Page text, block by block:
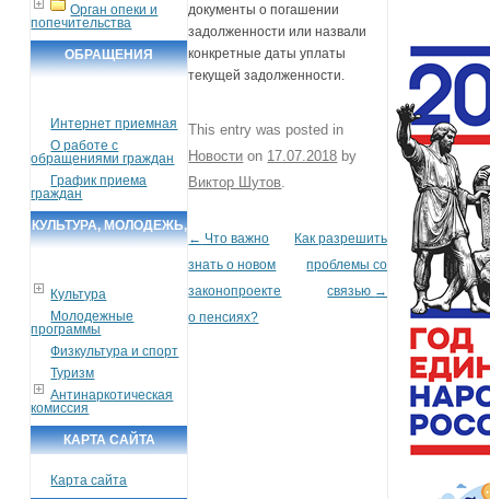
Орган опеки и
попечительства
ОБРАЩЕНИЯ
Интернет приемная
О работе с
обращениями граждан
График приема
граждан
КУЛЬТУРА, МОЛОДЕЖЬ,
Культура
Молодежные
программы
Физкультура и спорт
Туризм
Антинаркотическая
комиссия
КАРТА САЙТА
Карта сайта
документы о погашении
задолженности или назвали
конкретные даты уплаты
текущей задолженности.
This entry was posted in
Новости on 17.07.2018 by
Виктор Шутов
Post navigation
← Что важно
знать о новом
законопроекте
о пенсиях?
Как разрешить
проблемы со
связью →